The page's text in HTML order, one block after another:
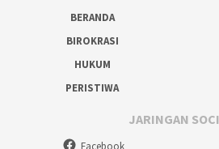
BERANDA
BIROKRASI
HUKUM
PERISTIWA
JARINGAN
Facebook